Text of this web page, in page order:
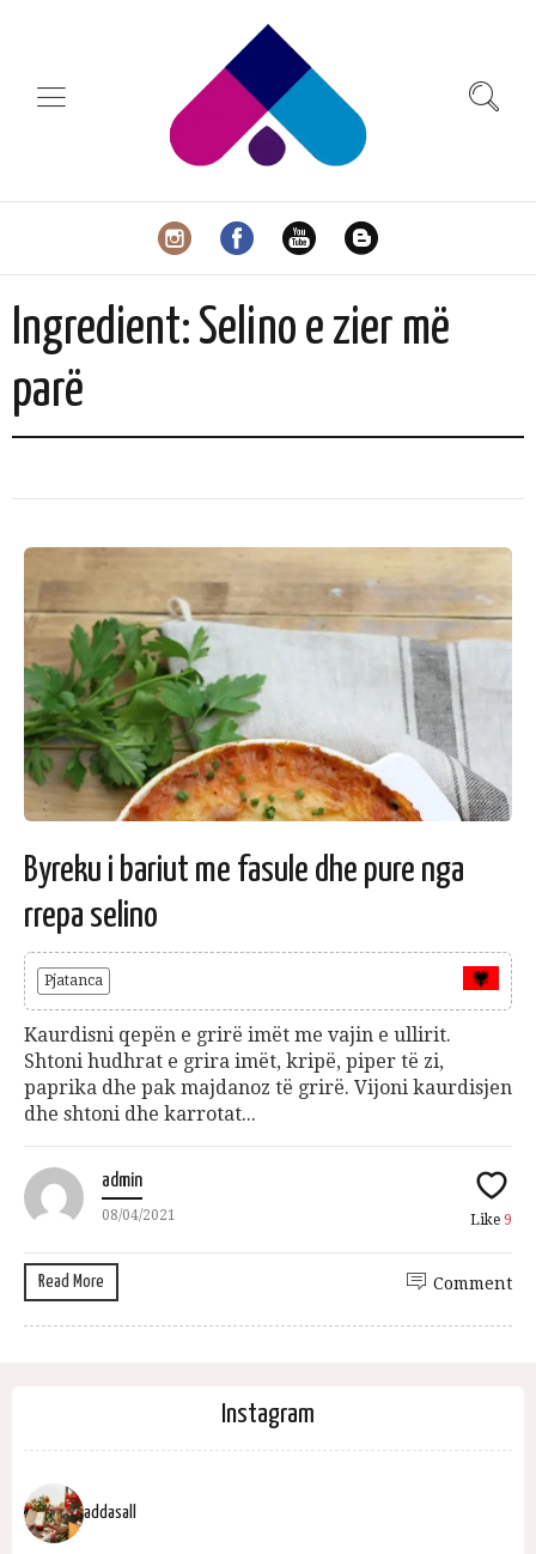
Ingredient: Selino e zier më
parë
Byreku i bariut me fasule dhe pure nga
rrepa selino
Pjatanca
Kaurdisni qepën e grirë imët me vajin e ullirit.
Shtoni hudhrat e grira imët, kripë, piper të zi,
paprika dhe pak majdanoz të grirë. Vijoni kaurdisjen
dhe shtoni dhe karrotat...
admin
08/04/2021 Like 9
Read More Comment
Instagram
addasall